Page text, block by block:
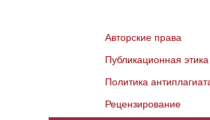
Авторские права
Публикационная этика
Политика
Рецензирование